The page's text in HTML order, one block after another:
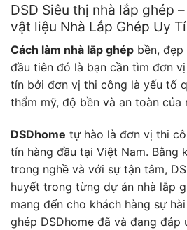
DSD Siêu thị nhà lắp ghép
vật liệu Nhà Lắp Ghép Uy
Cách làm nhà lắp ghép bền,
đầu tiên đó là bạn cần tìm đơn
tín bởi đơn vị thi công là yếu tố
thẩm mỹ, độ bền và an toàn của
DSDhome tự hào là đơn vị thi
tín hàng đầu tại Việt Nam. Bằng
trong nghề và với sự tận tâm,
huyết trong từng dự án nhà lắp
mang đến cho khách hàng sự
ghép DSDhome đã và đang đáp